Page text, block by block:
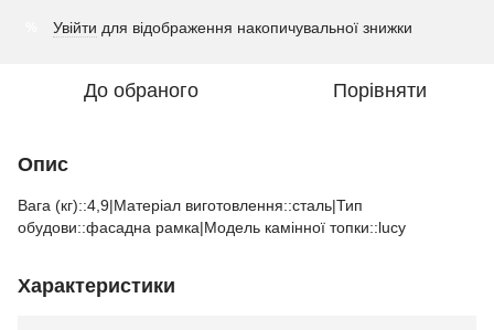
Увійти для відображення накопичувальної знижки
До обраного Порівняти
Опис
Вага (кг)::4,9|Матеріал виготовлення::сталь|Тип
обудови::фасадна рамка|Модель камінної топки::lucy
Характеристики